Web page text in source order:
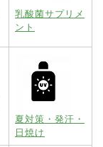
乳酸菌サプリメ
ント
夏対策・発汗・
日焼け